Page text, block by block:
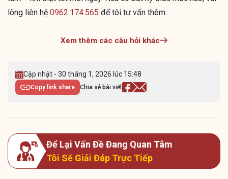
lòng liên hệ 0962.174.565 để tôi tư vấn thêm.
Xem thêm các câu hỏi khác
Cập nhật - 30 tháng 1, 2026 lúc 15:48
Copy link share Chia sẻ bài viết
Để Lại Vấn Đề Đang Quan Tâm
Tôi Sẽ Giải Đáp Trực Tiếp